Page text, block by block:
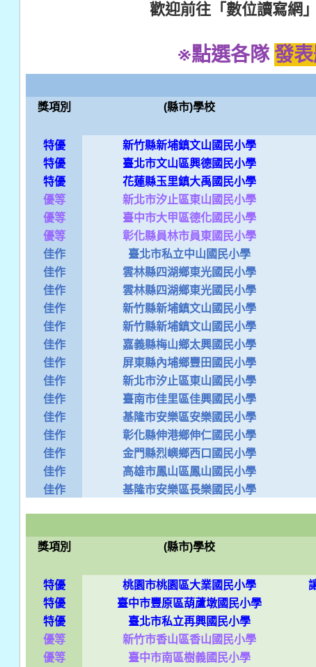
歡迎前往「數位讀寫網
※點選各隊發表
國
獎項別 (縣市)學校
特優 新竹縣新埔鎮文山國民小學
特優
臺北市文山區興德國民小學
特優
花蓮縣玉里鎮大禹國民小學
優等
新北市汐止區東山國民小學
優等
臺中市大甲區德化國民小學
優等
彰化縣員林市員東國民小學
佳作
臺北市私立中山國民小學
佳作
雲林縣四湖鄉東光國民小學
佳作
雲林縣四湖鄉東光國民小學
佳作
新竹縣新埔鎮文山國民小學
佳作
新竹縣新埔鎮文山國民小學
佳作
嘉義縣梅山鄉太興國民小學
佳作
屏東縣內埔鄉豐田國民小學
佳作
新北市汐止區東山國民小學
佳作
臺南市佳里區佳興國民小學
佳作
基隆市安樂區安樂國民小學
佳作
彰化縣伸港鄉伸仁國民小學
佳作
金門縣烈嶼鄉西口國民小學
佳作
高雄市鳳山區鳳山國民小學
佳作
基隆市安樂區長樂國民小學
國
獎項別 (縣市)學校
特優 桃園市桃園區大業國民小學
特優
臺中市豐原區葫蘆墩國民小學
特優
臺北市私立再興國民小學
優等
新竹市香山區香山國民小學
優等
臺中市南區樹義國民小學